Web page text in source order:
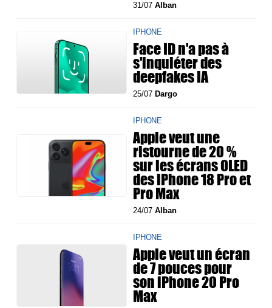
31/07Alban
IPHONE
Face ID n'a pas à
s'inquiéter des
deepfakes IA
25/07 Dargo
IPHONE
Apple veut une
ristourne de 20 %
sur les écrans OLED
des iPhone 18 Pro et
Pro Max
24/07Alban
IPHONE
Apple veut un écran
de 7 pouces pour
son iPhone 20 Pro
Max